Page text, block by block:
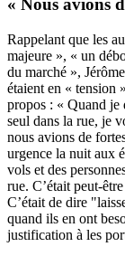
« Nous avions
Rappelant que les
majeure », « un
du marché »,
étaient en « tension
propos : « Quand je
seul dans la rue, je
nous avions de
urgence la nuit aux
vols et des
rue. C’était peut-
C’était de dire
quand ils en ont
justification à les